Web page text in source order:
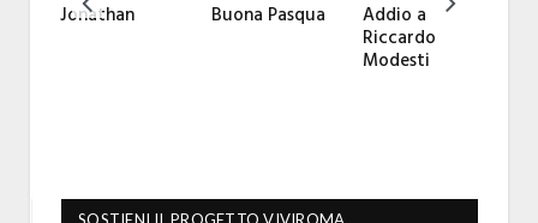
Jonathan Buona Pasqua Addio a
Riccardo
Modesti